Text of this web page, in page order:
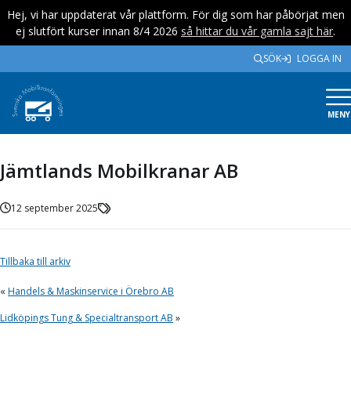
Hej, vi har uppdaterat vår plattform. För dig som har påbörjat men
ej slutfört kurser innan 8/4 2026 så hittar du vår gamla sajt här.
SÖK LOGGA IN
MENY
Jämtlands Mobilkranar AB
12 september 2025
Tillbaka till arkiv
« Handels & Maskinservice i Örebro AB
Lidköpings Tung & Specialtransport AB »